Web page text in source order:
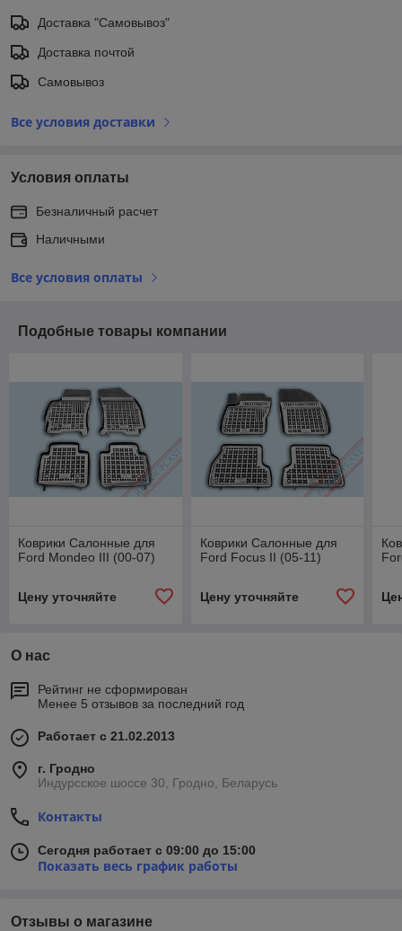
Доставка "Самовывоз"
Доставка почтой
Самовывоз
Все условия доставки
Условия оплаты
Безналичный расчет
Наличными
Все условия оплаты
Подобные товары компании
Коврики Салонные для
Ford Mondeo III (00-07)
Цену уточняйте
Коврики Салонные для
Ford Focus II (05-11)
Цену уточняйте
О нас
Рейтинг не сформирован
Менее 5 отзывов за последний год
Работает с 21.02.2013
г. Гродно
Индурсское шоссе 30, Гродно, Беларусь
Контакты
Сегодня работает с 09:00 до 15:00
Показать весь график работы
Отзывы о магазине